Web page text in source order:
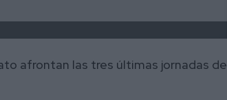
afrontan las tres últimas jornadas de